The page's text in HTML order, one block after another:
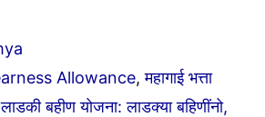
Allowance,महागाई भत्ता
बहीण योजना: लाडक्या बहिणींनो,